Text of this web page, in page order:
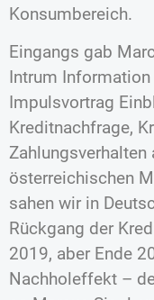
Konsumbereich.
Eingangs gab
Intrum
Impulsvortrag
Kreditnachfrage,
Zahlungsverhalten
österreichischen
sahen wir in
Rückgang der
2019, aber Ende
Nachholeffekt –